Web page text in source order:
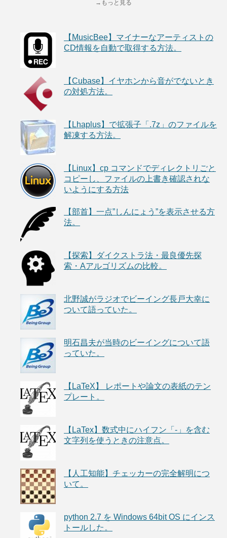
→もっと見る
【MusicBee】マイナーなアーティストの
CD情報を自動で取得する方法。
【Cubase】イヤホンから音がでないとき
の対処方法。
【Lhaplus】で拡張子「.7z」のファイルを
解凍する方法。
【Linux】cp コマンドでディレクトリごと
コピーし、ファイルの上書き確認されな
いようにする方法
【部首】一点”しんにょう”を表示させる方
法。
【探索】ダイクストラ法・最良優先探
索・Aアルゴリズムの比較。
北野誠がラジオでビーイング長戸大幸に
ついて語っていた。
明石昌夫が当時のビーイングについて語
っていた。
【LaTeX】 レポートや論文の表紙のテン
プレート。
【LaTex】数式中にハイフン「-」を含む
文字列を使うときの注意点。
【人工知能】チェッカーの完全解明につ
いて。
python 2.7 を Windows 64bit OS にインス
トールした。